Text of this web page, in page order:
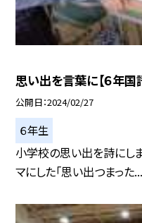
思い出を言葉に【６年国
公開日 2024/02/27
６年生
小学校の思い出を詩にし
マにした「思い出つまった...